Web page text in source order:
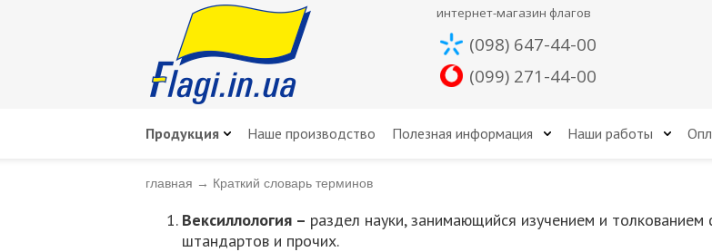
интернет-магазин флагов
(098) 647-44-00
(099) 271-44-00
Продукция Наше производство Полезная информация Наши работы
главная → Краткий словарь терминов
Вексиллология – раздел науки, занимающийся изучением и
штандартов и прочих.